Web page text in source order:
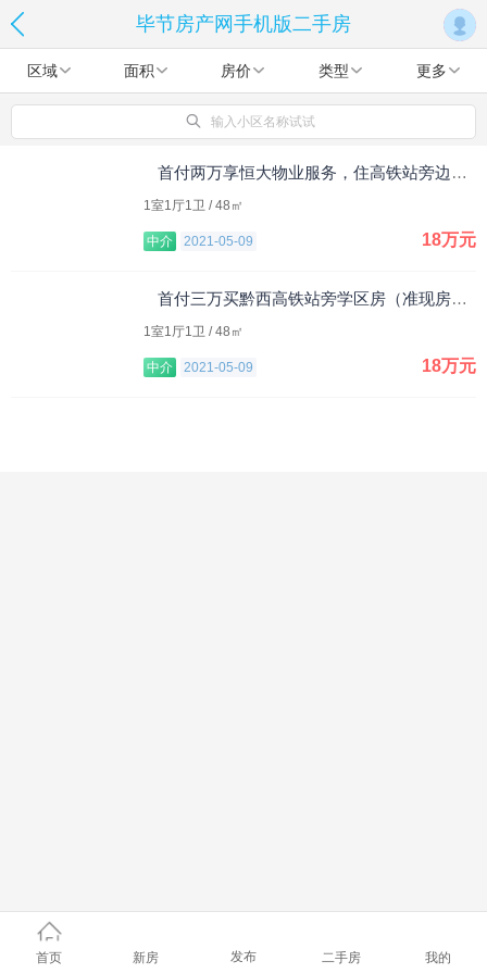
毕节房产网手机版二手房
区域 面积 房价 类型 更多
输入小区名称试试
首付两万享恒大物业服务，住高铁站旁边！五一优惠，最多减5万!
1室1厅1卫 / 48㎡
中介 2021-05-09 18万元
首付三万买黔西高铁站旁学区房（准现房）！
1室1厅1卫 / 48㎡
中介 2021-05-09 18万元
首页 新房 发布 二手房 我的